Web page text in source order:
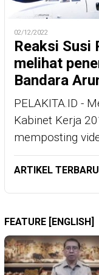
02/12/2022
Reaksi Susi
melihat
Bandara
PELAKITA.ID -
Kabinet Kerja
memposting
ARTIKEL TERBARU
FEATURE [ENGLISH]